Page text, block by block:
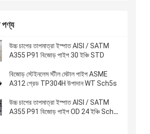
পণ্য
উচ্চ চাপের তাপমাত্রা ইস্পাত AISI / SATM
A355 P91 বিজোড় পাইপ 30 ইঞ্চি STD
বিজোড় স্টেইনলেস স্টীল মেটাল পাইপ ASME
A312 গ্রেড TP304H উপাদান WT Sch5s
উচ্চ চাপের তাপমাত্রা ইস্পাত AISI / SATM
A355 P91 বিজোড় পাইপ OD 24 ইঞ্চি Sch -